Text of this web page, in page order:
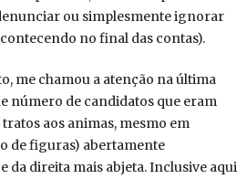
ou simplesmente ignorar
no final das contas).
me chamou a atenção na última
número de candidatos que eram
aos animas, mesmo em
de figuras) abertamente
da direita mais abjeta. Inclusive aqui